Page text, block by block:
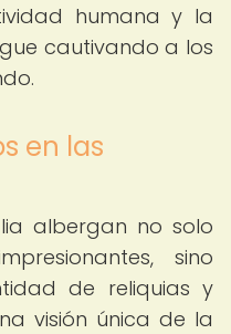
humana y la
cautivando a los
en las
albergan no solo
sino
de reliquias y
visión única de la